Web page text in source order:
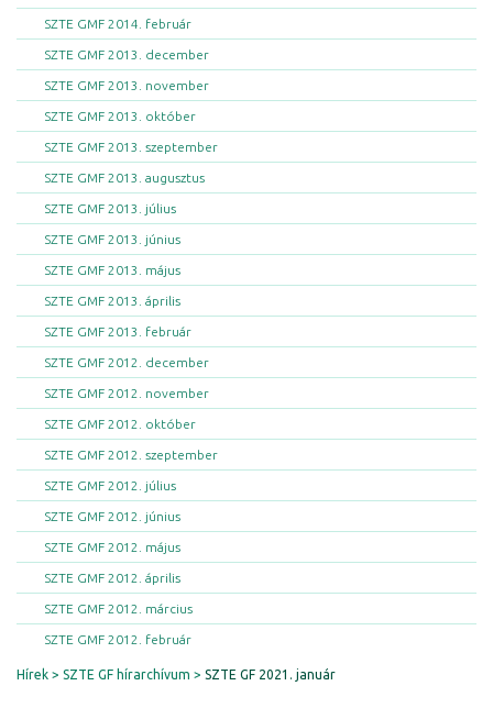
SZTE GMF 2014. február
SZTE GMF 2013. december
SZTE GMF 2013. november
SZTE GMF 2013. október
SZTE GMF 2013. szeptember
SZTE GMF 2013. augusztus
SZTE GMF 2013. július
SZTE GMF 2013. június
SZTE GMF 2013. május
SZTE GMF 2013. április
SZTE GMF 2013. február
SZTE GMF 2012. december
SZTE GMF 2012. november
SZTE GMF 2012. október
SZTE GMF 2012. szeptember
SZTE GMF 2012. július
SZTE GMF 2012. június
SZTE GMF 2012. május
SZTE GMF 2012. április
SZTE GMF 2012. március
SZTE GMF 2012. február
Hírek SZTE GF hírarchívum SZTE GF 2021. január